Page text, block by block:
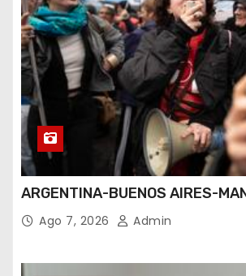
ARGENTINA-BUENOS AIRES-
Ago 7, 2026 Admin